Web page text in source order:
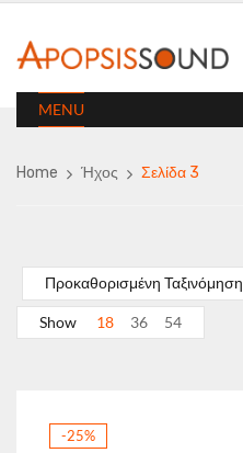
MENU
Home Ήχος Σελίδα 3
Προκαθορισμένη Ταξινόμηση
Show 18 36 54
-25%